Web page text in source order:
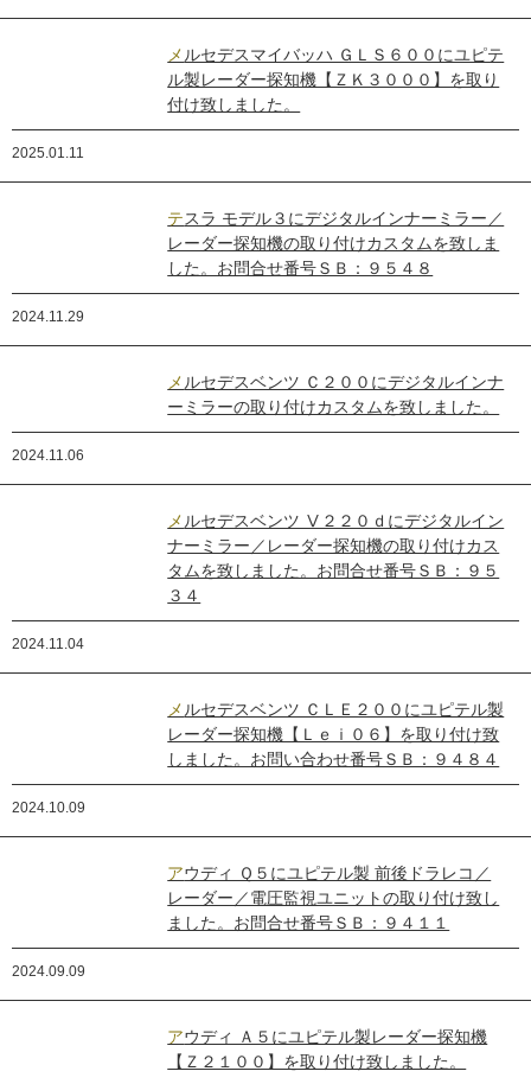
メルセデスマイバッハ ＧＬＳ６００にユピテ
ル製レーダー探知機【ＺＫ３０００】を取り
付け致しました。
2025.01.11
テスラ モデル３にデジタルインナーミラー／
レーダー探知機の取り付けカスタムを致しま
した。お問合せ番号ＳＢ：９５４８
2024.11.29
メルセデスベンツ Ｃ２００にデジタルインナ
ーミラーの取り付けカスタムを致しました。
2024.11.06
メルセデスベンツ Ⅴ２２０ｄにデジタルイン
ナーミラー／レーダー探知機の取り付けカス
タムを致しました。お問合せ番号ＳＢ：９５
３４
2024.11.04
メルセデスベンツ ＣＬＥ２００にユピテル製
レーダー探知機【Ｌｅｉ０６】を取り付け致
しました。お問い合わせ番号ＳＢ：９４８４
2024.10.09
アウディ Ｑ５にユピテル製 前後ドラレコ／
レーダー／電圧監視ユニットの取り付け致し
ました。お問合せ番号ＳＢ：９４１１
2024.09.09
アウディ Ａ５にユピテル製レーダー探知機
【Ｚ２１００】を取り付け致しました。